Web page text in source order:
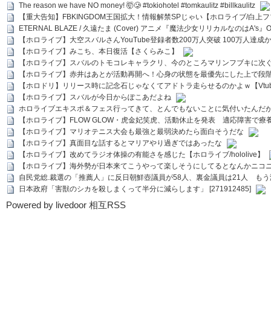
The reason we have NO money! 🤯🥲 #tokiohotel #tomkaulitz #billkaulitz
【重大告知】FBKINGDOM王国拡大！情報解禁SPじゃい【ホロライブ/白上
ETERNAL BLAZE / 久遠たま (Cover) アニメ『魔法少女リリカルなのはA's』
【ホロライブ】大空スバルさんYouTube登録者数200万人突破 100万人達成
【ホロライブ】みこち、本日復活【さくらみこ】
【ホロライブ】スバルのトモコレキャラクリ、今のところマリンフブキに
【ホロライブ】赤井はあとが活動再開へ！心身の状態を最優先にした上で段
【ホロドリ】リリース時に記念石じゃなくてアドトラ走らせるのかよｗ【
【ホロライブ】スバルが今日からぽこあだよね
ホロライブエキスポ＆フェス行ってきて、とんでもないことに気付いたんだ
【ホロライブ】FLOW GLOW・虎金妃笑虎、活動休止を発表 適応障害で療
【ホロライブ】マリオテニス大会も最強と最弱決めたら面白そうだな
【ホロライブ】真面目な話するとマリアやり過ぎではあったな
【ホロライブ】改めてラジオ体操の有能さを感じた【ホロライブ/hololive】
【ホロライブ】海外勢が日本来てこうやって楽しそうにしてるとなんかニコ
自民党総.裁選の「推薦人」に反日朝鮮壺議員が58人、裏金議員は21人 も
日本政府「害獣のシカを殺しまくって半分に減らします」 [271912485]
Powered by livedoor 相互RSS